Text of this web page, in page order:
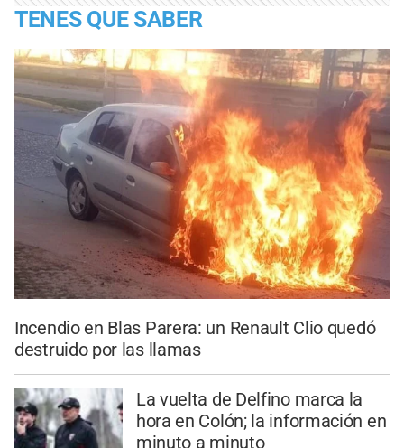
TENES QUE SABER
Incendio en Blas Parera: un Renault Clio quedó
destruido por las llamas
La vuelta de Delfino marca la
hora en Colón; la información en
minuto a minuto